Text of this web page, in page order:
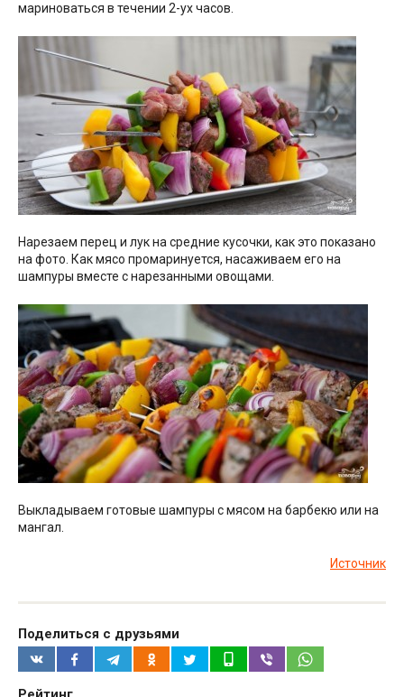
мариноваться в течении 2-ух часов.
Нарезаем перец и лук на средние кусочки, как это показано
на фото. Как мясо промаринуется, насаживаем его на
шампуры вместе с нарезанными овощами.
Выкладываем готовые шампуры с мясом на барбекю или на
мангал.
Источник
Поделиться с друзьями